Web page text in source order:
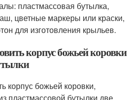
пластмассовая бутылка,
цветные маркеры или краски,
для изготовления крыльев.
корпус божьей коровки
корпус божьей коровки,